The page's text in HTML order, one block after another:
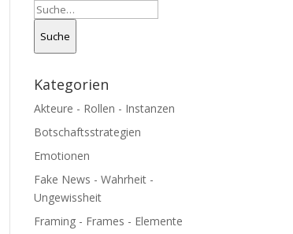
Band 5 Band 6
Suche
Suche
Kategorien
Akteure - Rollen - Instanzen
Botschaftsstrategien
Emotionen
Fake News - Wahrheit -
Ungewissheit
Framing - Frames - Elemente